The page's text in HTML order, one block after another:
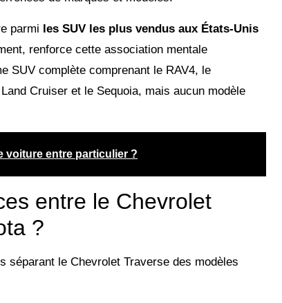
parmi les SUV les plus vendus aux États-Unis
renforce cette association mentale
SUV complète comprenant le RAV4, le
Cruiser et le Sequoia, mais aucun modèle
voiture entre particulier ?
entre le Chevrolet
?
séparant le Chevrolet Traverse des modèles